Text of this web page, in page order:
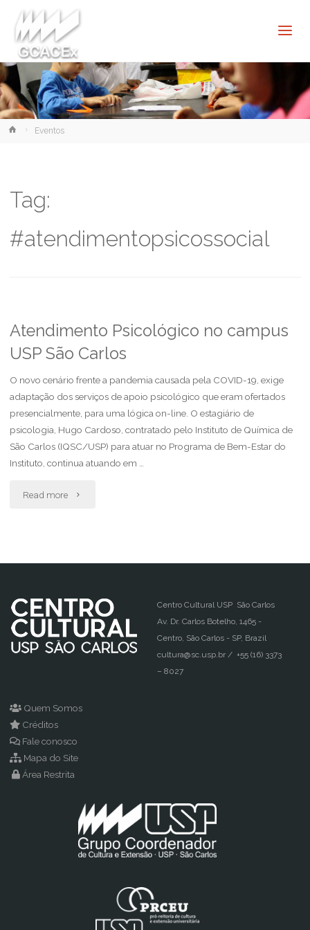
HomeEventos
Tag:
#atendimentopsicossocial
Atendimento Psicológico no campus
USP São Carlos
O novo cenário frente a pandemia causada pela COVID-19, exige
adaptação dos serviços de apoio psicológico que eram ofertados
presencialmente, para uma lógica on-line. O estagiário de
psicologia, Hugo Cardoso, contratado pelo Instituto de Química de
São Carlos (IQSC/USP) para atuar no Programa de Bem-Estar do
Instituto, continua atuando em …
Read more "Atendimento
USP
São
Centro Cultural USP São Carlos
Av. Dr. Carlos Botelho, 1465 -
Centro, São Carlos - SP, Brazil
cultura@sc.usp.br / +55 (16) 3373
– 8027
Quem Somos
Créditos
Fale conosco
Mapa do Site
Área Restrita